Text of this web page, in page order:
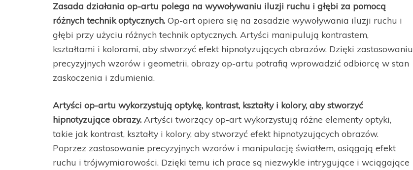
Zasada działania op-artu polega na wywoływaniu iluzji ruchu i głębi za pomocą
różnych technik optycznych. Op-art opiera się na zasadzie wywoływania iluzji ruchu i
głębi przy użyciu różnych technik optycznych. Artyści manipulują kontrastem,
kształtami i kolorami, aby stworzyć efekt hipnotyzujących obrazów. Dzięki zastosowaniu
precyzyjnych wzorów i geometrii, obrazy op-artu potrafią wprowadzić odbiorcę w stan
zaskoczenia i zdumienia.
Artyści op-artu wykorzystują optykę, kontrast, kształty i kolory, aby stworzyć
hipnotyzujące obrazy. Artyści tworzący op-art wykorzystują różne elementy optyki,
takie jak kontrast, kształty i kolory, aby stworzyć efekt hipnotyzujących obrazów.
Poprzez zastosowanie precyzyjnych wzorów i manipulację światłem, osiągają efekt
ruchu i trójwymiarowości. Dzięki temu ich prace są niezwykle intrygujące i wciągające